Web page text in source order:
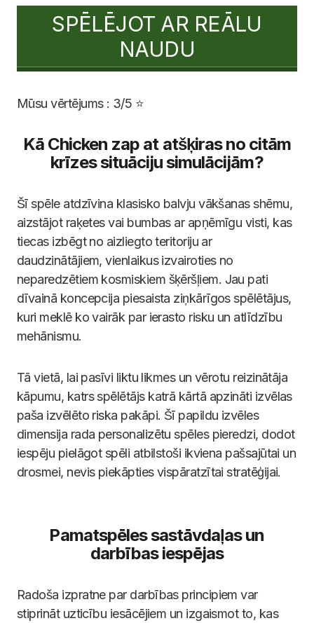
SPĒLĒJOT AR REĀLU
NAUDU
Mūsu vērtējums : 3/5 ⭐
Kā Chicken zap at atšķiras no citām
krīzes situāciju simulācijām?
Šī spēle atdzīvina klasisko balvju vākšanas shēmu,
aizstājot raķetes vai bumbas ar apņēmīgu visti, kas
tiecas izbēgt no aizliegto teritoriju ar
daudzinātājiem, vienlaikus izvairoties no
neparedzētiem kosmiskiem šķēršļiem. Jau pati
dīvainā koncepcija piesaista ziņkārīgos spēlētājus,
kuri meklē ko vairāk par ierasto risku un atlīdzību
mehānismu.
Tā vietā, lai pasīvi liktu likmes un vērotu reizinātāja
kāpumu, katrs spēlētājs katrā kārtā apzināti izvēlas
paša izvēlēto riska pakāpi. Šī papildu izvēles
dimensija rada personalizētu spēles pieredzi, dodot
iespēju pielāgot spēli atbilstoši ikviena pašsajūtai un
drosmei, nevis piekāpties vispāratzītai stratēģijai.
Pamatspēles sastāvdaļas un
darbības iespējas
Radoša izpratne par darbības principiem var
stiprināt uzticību iesācējiem un izgaismot to, kas